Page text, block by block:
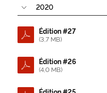
2020
Édition #27
(3,7 MB)
Édition #26
(4,0 MB)